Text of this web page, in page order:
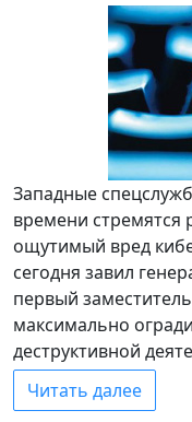
Западные
времени стремятся
ощутимый вред
сегодня завил
первый
максимально
деструктивной
Читать далее